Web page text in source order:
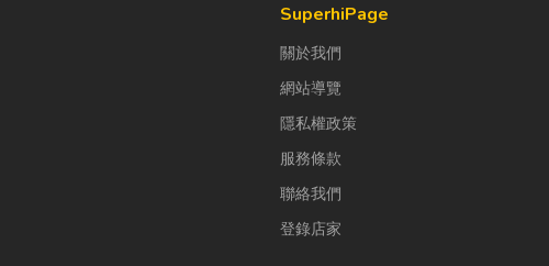
SuperhiPage
關於我們
網站導覽
隱私權政策
服務條款
聯絡我們
登錄店家